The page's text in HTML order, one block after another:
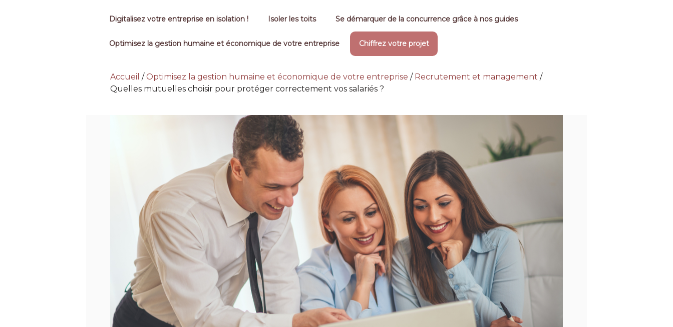
Digitalisez votre entreprise en isolation ! Isoler les toits Se démarquer de la concurrence grâce à nos guides
Optimisez la gestion humaine et économique de votre entreprise Chiffrez votre projet
Accueil / Optimisez la gestion humaine et économique de votre entreprise / Recrutement et management /
Quelles mutuelles choisir pour protéger correctement vos salariés ?